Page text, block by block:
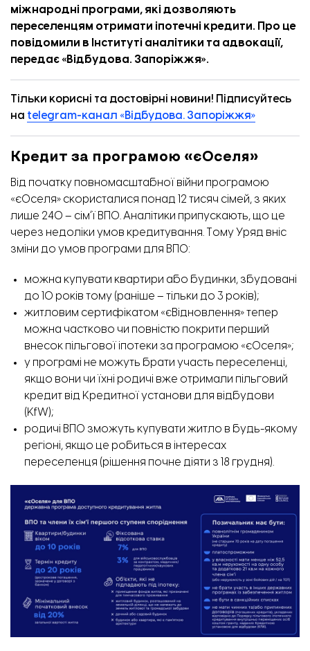
міжнародні програми, які дозволяють
переселенцям отримати іпотечні кредити. Про це
повідомили в Інституті аналітики та адвокації,
передає «Відбудова. Запоріжжя».
Тільки корисні та достовірні новини! Підписуйтесь
на telegram-канал «Відбудова. Запоріжжя»
Кредит за програмою «єОселя»
Від початку повномасштабної війни програмою
«єОселя» скористалися понад 12 тисяч сімей, з яких
лише 240 – сімʼї ВПО. Аналітики припускають, що це
через недоліки умов кредитування. Тому Уряд вніс
зміни до умов програми для ВПО:
можна купувати квартири або будинки, збудовані
до 10 років тому (раніше – тільки до 3 років);
житловим сертифікатом «єВідновлення» тепер
можна частково чи повністю покрити перший
внесок пільгової іпотеки за програмою «єОселя»;
у програмі не можуть брати участь переселенці,
якщо вони чи їхні родичі вже отримали пільговий
кредит від Кредитної установи для відбудови
(KfW);
родичі ВПО зможуть купувати житло в будь-якому
регіоні, якщо це робиться в інтересах
переселенця (рішення почне діяти з 18 грудня).